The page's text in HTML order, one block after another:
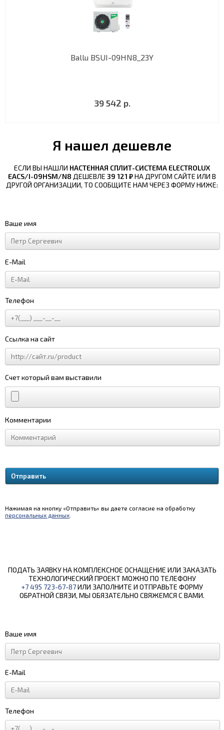
Ballu BSUI-09HN8_23Y
39 542 р.
Я нашел дешевле
ЕСЛИ ВЫ НАШЛИ НАСТЕННАЯ СПЛИТ-СИСТЕМА ELECTROLUX
EACS/I-09HSM/N8 ДЕШЕВЛЕ 39 121 ₽НА ДРУГОМ САЙТЕ ИЛИ В
ДРУГОЙ ОРГАНИЗАЦИИ, ТО СООБЩИТЕ НАМ ЧЕРЕЗ ФОРМУ НИЖЕ:
Ваше имя
E-Mail
Телефон
Ссылка на сайт
Счет который вам выставили
Комментарии
Нажимая на кнопку «Отправить» вы даете согласие на обработку
персональных данных
ПОДАТЬ ЗАЯВКУ НА КОМПЛЕКСНОЕ ОСНАЩЕНИЕ ИЛИ ЗАКАЗАТЬ
ТЕХНОЛОГИЧЕСКИЙ ПРОЕКТ МОЖНО ПО ТЕЛЕФОНУ
+7 495 723-67-87ИЛИ ЗАПОЛНИТЕ И ОТПРАВЬТЕ ФОРМУ
ОБРАТНОЙ СВЯЗИ, МЫ ОБЯЗАТЕЛЬНО СВЯЖЕМСЯ С ВАМИ.
Ваше имя
E-Mail
Телефон